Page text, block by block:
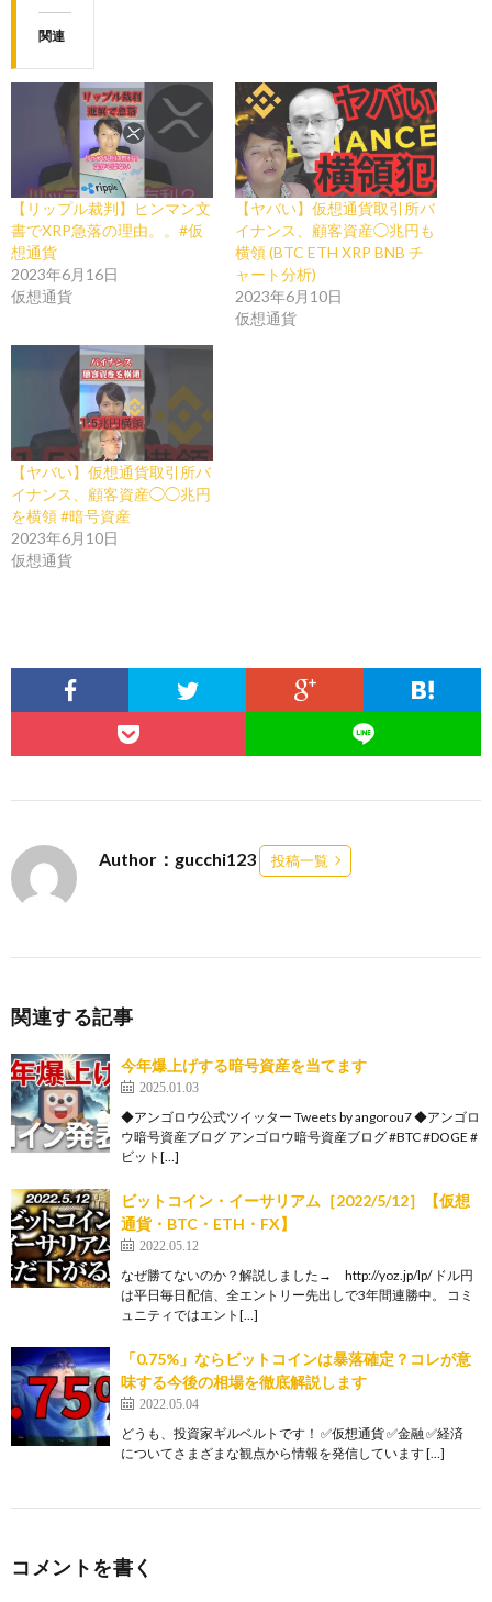
関連
【リップル裁判】ヒンマン文
書でXRP急落の理由。。#仮
想通貨
2023年6月16日
仮想通貨
【ヤバい】仮想通貨取引所バ
イナンス、顧客資産◯兆円も
横領 (BTC ETH XRP BNB チ
ャート分析)
2023年6月10日
仮想通貨
【ヤバい】仮想通貨取引所バ
イナンス、顧客資産◯◯兆円
を横領 #暗号資産
2023年6月10日
仮想通貨
Author：gucchi123 投稿一覧
関連する記事
今年爆上げする暗号資産を当てます
2025.01.03
◆アンゴロウ公式ツイッター Tweets by angorou7 ◆アンゴロ
ウ暗号資産ブログ アンゴロウ暗号資産ブログ #BTC #DOGE #
ビット[…]
ビットコイン・イーサリアム［2022/5/12］【仮想
通貨・BTC・ETH・FX】
2022.05.12
なぜ勝てないのか？解説しました→ http://yoz.jp/lp/ ドル円
は平日毎日配信、全エントリー先出しで3年間連勝中。 コミ
ュニティではエント[…]
「0.75%」ならビットコインは暴落確定？コレが意
味する今後の相場を徹底解説します
2022.05.04
どうも、投資家ギルベルトです！ ✅仮想通貨 ✅金融 ✅経済
についてさまざまな観点から情報を発信しています […]
コメントを書く